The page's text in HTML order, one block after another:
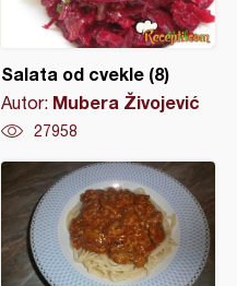
Salata od cvekle (8)
Autor: Mubera Živojević
27958